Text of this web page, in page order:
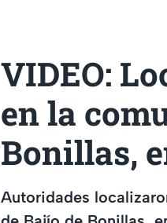
VIDEO:
en la
Bonillas,
Autoridades